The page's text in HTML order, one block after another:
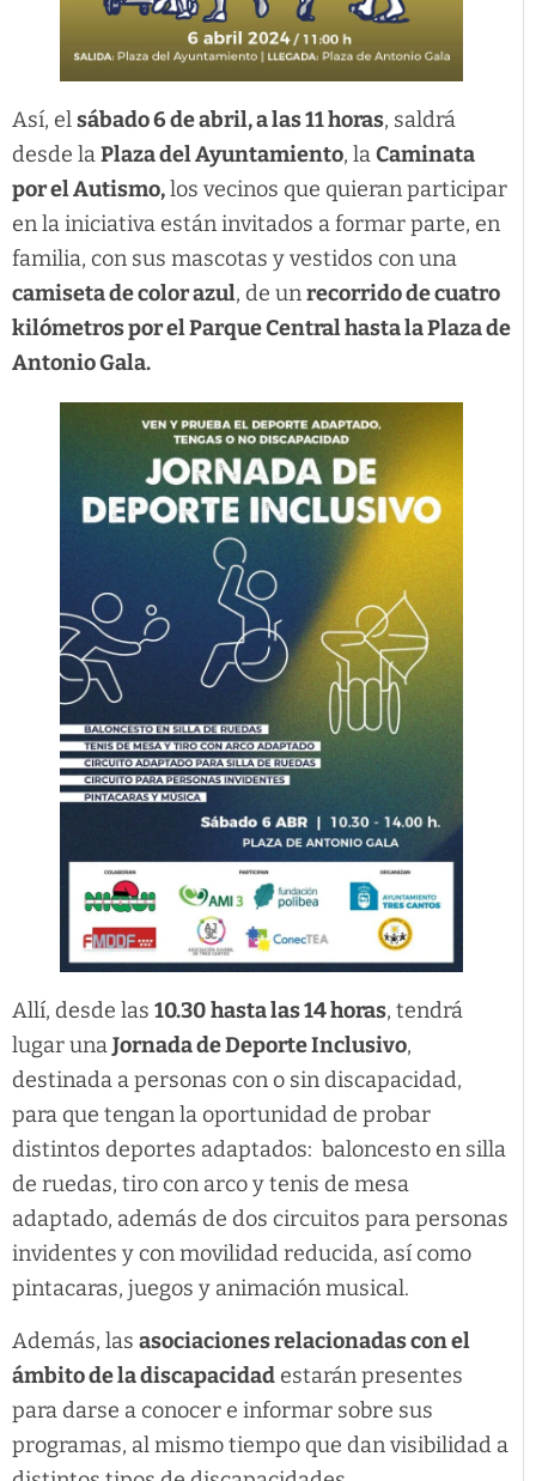
Así, elsábado 6 de abril,a las 11 horas, saldrá
desde laPlaza del Ayuntamiento, laCaminata
por el Autismo,los vecinos que quieran participar
en la iniciativa están invitados a formar parte, en
familia, con sus mascotas y vestidos con una
camiseta de color azul, de unrecorrido de cuatro
kilómetros por el Parque Central hasta la Plaza de
Antonio Gala.
Allí, desde las 10.30hasta las 14 horas, tendrá
lugar unaJornada de Deporte Inclusivo,
destinada a personas con o sin discapacidad,
para que tengan la oportunidad de probar
distintos deportes adaptados: baloncesto en silla
de ruedas, tiro con arco y tenis de mesa
adaptado, además de dos circuitos para personas
invidentes y con movilidad reducida, así como
pintacaras, juegos y animación musical.
Además, las asociaciones relacionadas con el
ámbito de la discapacidad estarán presentes
para darse a conocer e informar sobre sus
programas, al mismo tiempo que dan visibilidad a